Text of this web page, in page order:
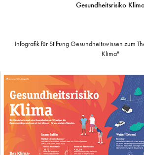
Gesundheitsrisiko Klima
Infografik für Stiftung Gesundheitswissen zum
Klima"